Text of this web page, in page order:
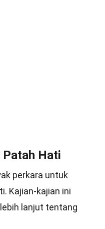
Patah Hati
perkara untuk
Kajian-kajian ini
lanjut tentang